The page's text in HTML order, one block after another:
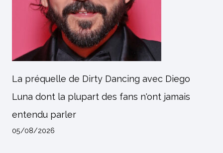
La préquelle de Dirty Dancing avec Diego
Luna dont la plupart des fans n'ont jamais
entendu parler
05/08/2026